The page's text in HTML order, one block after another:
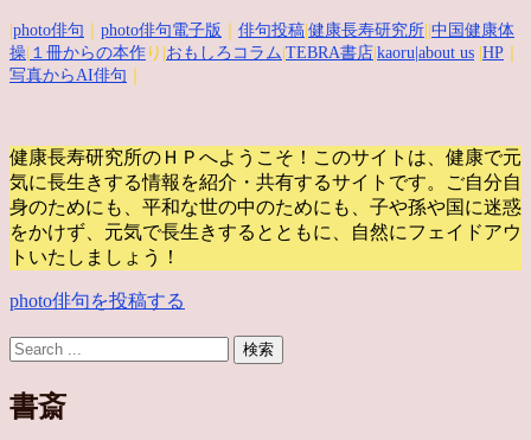
photo俳句 photo俳句電子版 俳句投稿 健康長寿研究所 中国健康体
操 １冊からの本作 り| おもしろコラム TEBRA書店 kaoru |about us HP
写真からAI俳句
健康長寿研究所のＨＰへようこそ！このサイトは、健康で元
気に長生きする情報を紹介・共有するサイトです。
ご自分自
身のためにも、平和な世の中のためにも、子や孫や国に迷惑
をかけず、元気で長生きするとともに、自然にフェイドアウ
トいたしましょう！
photo俳句を投稿する
書斎